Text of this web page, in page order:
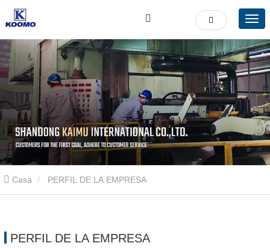
Casa PERFIL DE LA EMPRESA
PERFIL DE LA EMPRESA